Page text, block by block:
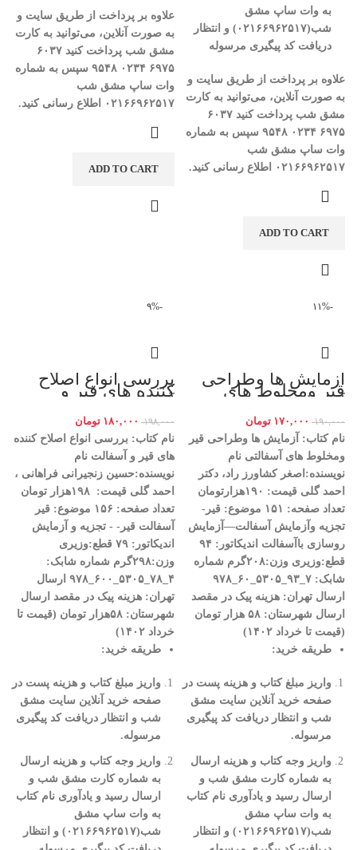
به وات ساپ مشق
شب(۰۲۱۶۶۹۶۲۵۱۷)
و انتظار
دریافت کد پیگیری مرسوله
علاوه بر پرداخت از طریق سایت و
به صورت آنلاین، می‌توانید به کارت
مشق شب پرداخت کنید ۶۰۳۷
۶۹۷۵ ۰۲۳۴ ۹۵۴۸ سپس به شماره
وات ساپ مشق شب
۰۲۱۶۶۹۶۲۵۱۷
اطلاع رسانی کنید.
ADD TO CART
علاوه بر پرداخت از طریق سایت و
به صورت آنلاین، می‌توانید به کارت
مشق شب پرداخت کنید ۶۰۳۷
۶۹۷۵ ۰۲۳۴ ۹۵۴۸ سپس به شماره
وات ساپ مشق شب
۰۲۱۶۶۹۶۲۵۱۷
اطلاع رسانی کنید.
ADD TO CART
-۱۱%
آزمایش ها وطراحی
قیر ومخلوط های
آسفالتی
۱۹۰,۰۰۰ ۱۷۰,۰۰۰ تومان
نام کتاب: آزمایش ها وطراحی قیر
ومخلوط های آسفالتی نام
نویسنده:اصغر کشاورز راد، دکتر
احمد گلی قیمت: ۱۹۰هزارتومان
تعداد صفحه: ۱۵۱
موضوع: قیر-
تجزیه وآزمایش
آسفالت—آزمایش
روسازی باآسفالت اندیکاتور: ۹۴
قطع:وزیری وزن:۲۰۸گرم
شماره
شابک: ۷
ارسال تهران: هزینه پیک در مقصد
ارسال شهرستان: ۵۸ هزار تومان
(قیمت تا خرداد ۱۴۰۲)
طریقه خرید:
واریز مبلغ کتاب و هزینه پست در
صفحه خرید آنلاین سایت مشق
شب و انتظار دریافت کد پیگیری
مرسوله.
واریز وجه کتاب و هزینه ارسال
به شماره کارت مشق شب و
ارسال رسید و یادآوری نام کتاب
به وات ساپ مشق
شب(۰۲۱۶۶۹۶۲۵۱۷)
و انتظار
-۹%
بررسی انواع اصلاح
کننده های قیر و
آسفالت
۱۹۸,۰۰۰ ۱۸۰,۰۰۰ تومان
نام کتاب: بررسی انواع اصلاح کننده
های قیر و آسفالت نام
نویسنده:حسین زنجیرانی فراهانی ،
احمد گلی قیمت: ۱۹۸هزار تومان
تعداد صفحه: ۱۵۶
موضوع: قیر
آسفالت قیر- - تجزیه و آزمایش
اندیکاتور: ۷۹
قطع:وزیری
وزن:۲۹۸گرم
شماره شابک:
۴_۷۸_۵۳۰۵_۶۰۰_۹۷۸
ارسال
تهران: هزینه پیک در مقصد ارسال
شهرستان: ۵۸هزار تومان (قیمت تا
خرداد ۱۴۰۲)
طریقه خرید:
واریز مبلغ کتاب و هزینه پست در
صفحه خرید آنلاین سایت مشق
شب و انتظار دریافت کد پیگیری
مرسوله.
واریز وجه کتاب و هزینه ارسال
به شماره کارت مشق شب و
ارسال رسید و یادآوری نام کتاب
به وات ساپ مشق
شب(۰۲۱۶۶۹۶۲۵۱۷)
و انتظار